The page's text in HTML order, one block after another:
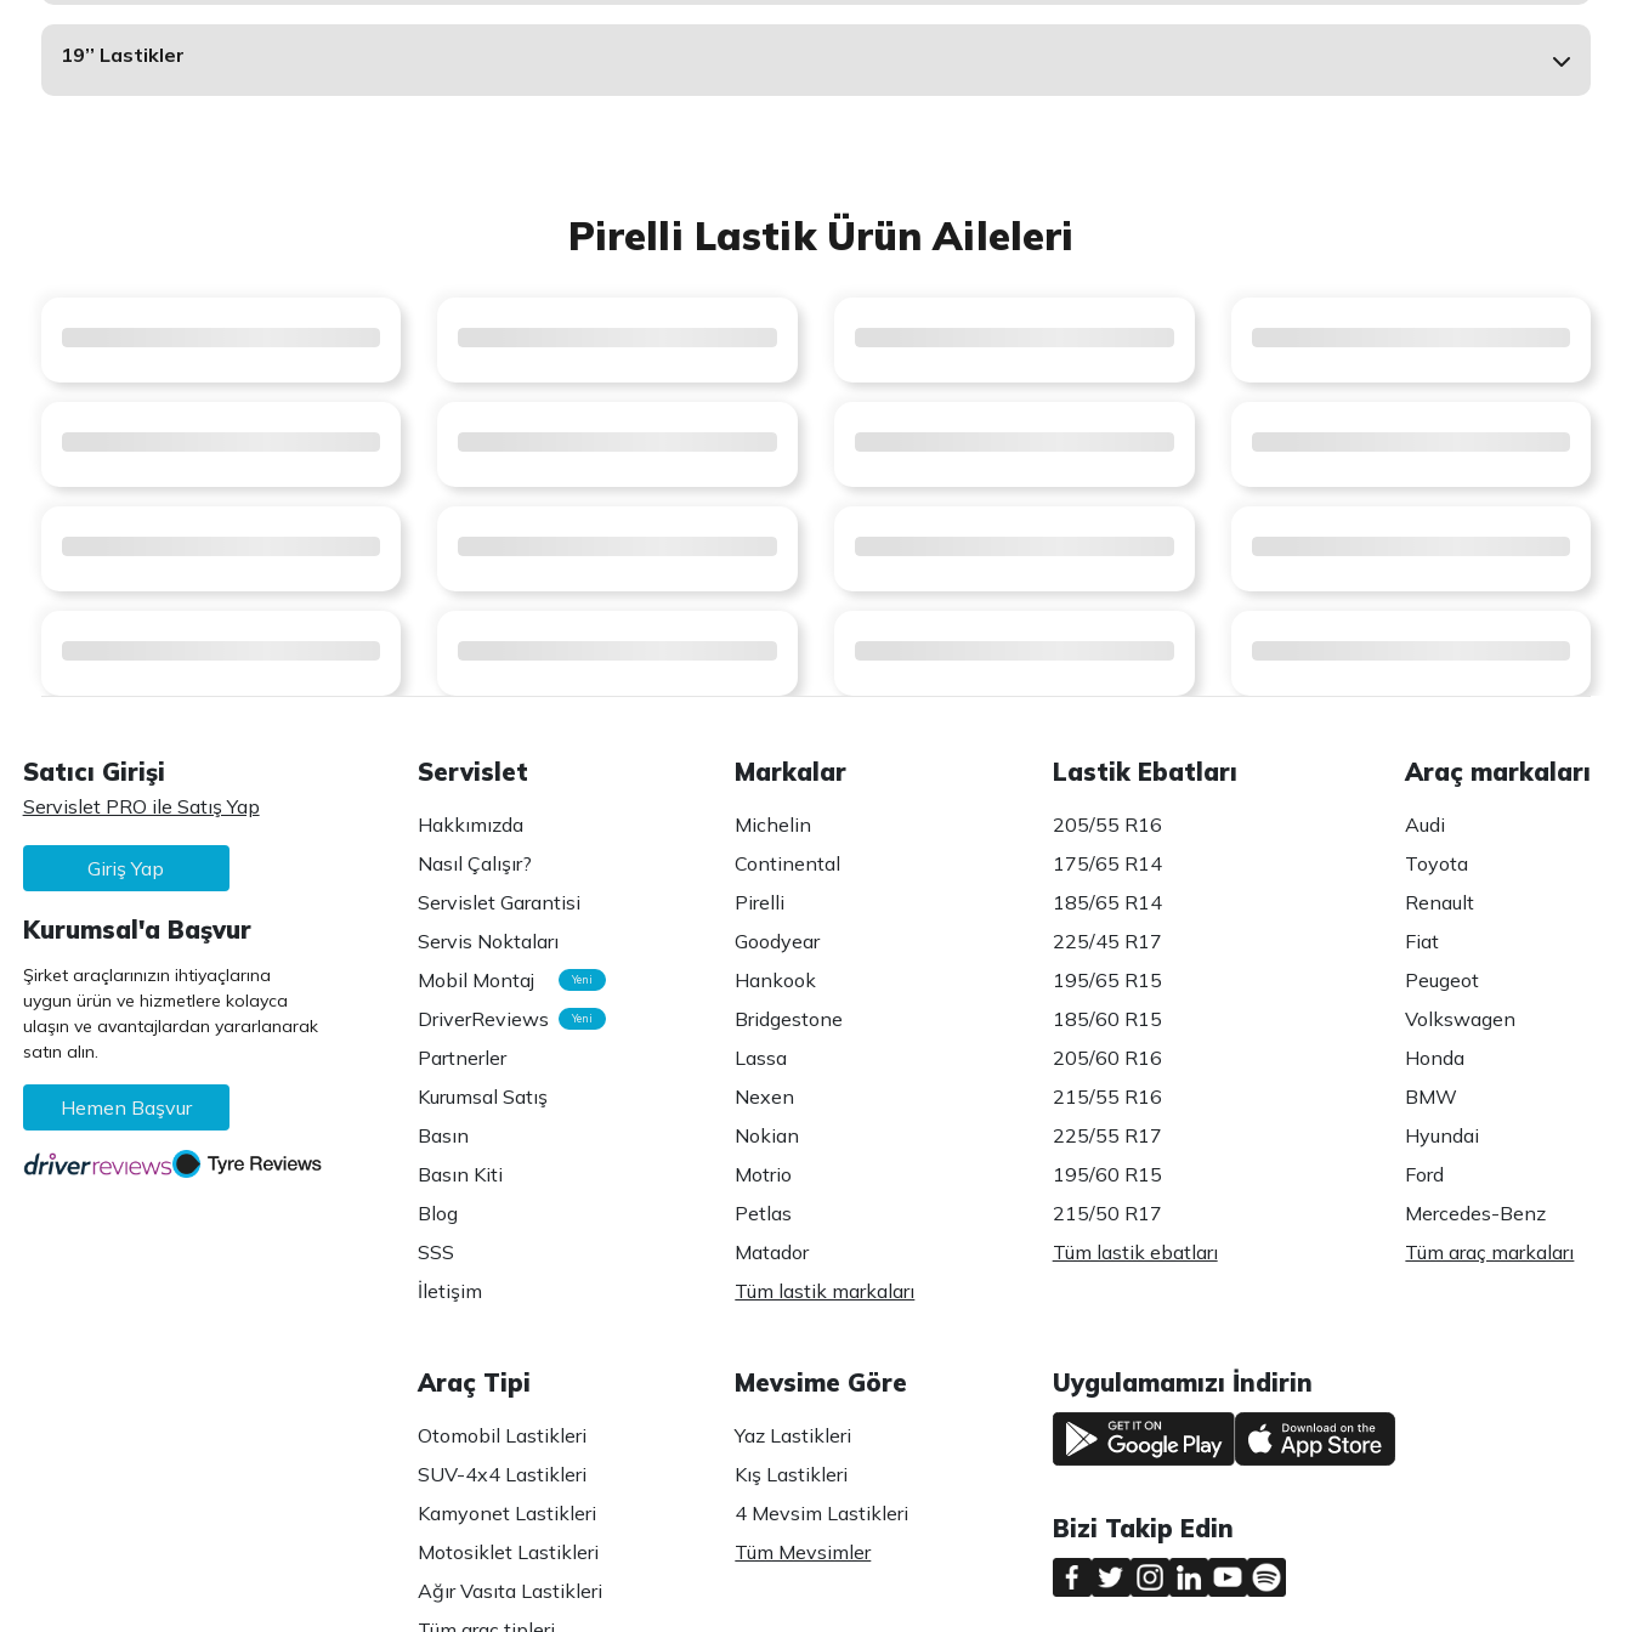
19’’ Lastikler
Pirelli Lastik Ürün Aileleri
Satıcı Girişi
Servislet PRO ile Satış Yap
Giriş Yap
Kurumsal'a Başvur
Şirket araçlarınızın ihtiyaçlarına
uygun ürün ve hizmetlere kolayca
ulaşın ve avantajlardan yararlanarak
satın alın.
Hemen Başvur
Servislet
Hakkımızda
Nasıl Çalışır?
Servislet Garantisi
Servis Noktaları
Mobil Montaj
Yeni
DriverReviews Yeni
Partnerler
Kurumsal Satış
Basın
Basın Kiti
Blog
SSS
İletişim
Markalar
Michelin
Continental
Pirelli
Goodyear
Hankook
Bridgestone
Lassa
Nexen
Nokian
Motrio
Petlas
Matador
Tüm lastik markaları
Lastik Ebatları
205/55 R16
175/65 R14
185/65 R14
225/45 R17
195/65 R15
185/60 R15
205/60 R16
215/55 R16
225/55 R17
195/60 R15
215/50 R17
Tüm lastik ebatları
Araç markaları
Audi
Toyota
Renault
Fiat
Peugeot
Volkswagen
Honda
BMW
Hyundai
Ford
Mercedes-Benz
Tüm araç markaları
Araç Tipi
Otomobil Lastikleri
SUV-4x4 Lastikleri
Kamyonet Lastikleri
Motosiklet Lastikleri
Ağır Vasıta Lastikleri
Mevsime Göre
Yaz Lastikleri
Kış Lastikleri
4 Mevsim Lastikleri
Tüm Mevsimler
Uygulamamızı İndirin
Bizi Takip Edin